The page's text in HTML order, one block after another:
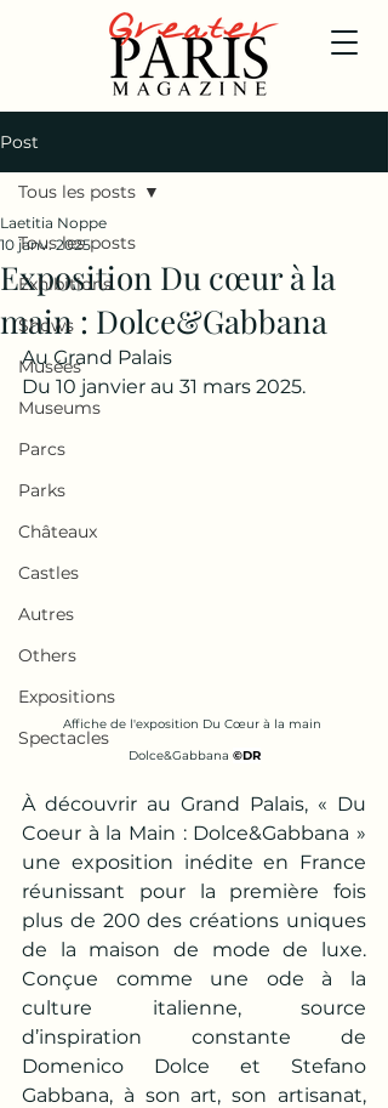
Post
Tous les posts
Exhibitions
Shows
Musées
Museums
Parcs
Parks
Châteaux
Castles
Autres
Others
Expositions
Spectacles
Tous les posts
Exposition Du cœur à la
main : Dolce&Gabbana
Laetitia Noppe
10 janv. 2025
Au Grand Palais
Du 10 janvier au 31 mars 2025.
Affiche de l'exposition Du Cœur à la main
Dolce&Gabbana ©DR
À découvrir au Grand Palais, « Du
Coeur à la Main : Dolce&Gabbana »
une exposition inédite en France
réunissant pour la première fois
plus de 200 des créations uniques
de la maison de mode de luxe.
Conçue comme une ode à la
culture italienne, source
d’inspiration constante de
Domenico Dolce et Stefano
Gabbana, à son art, son artisanat,